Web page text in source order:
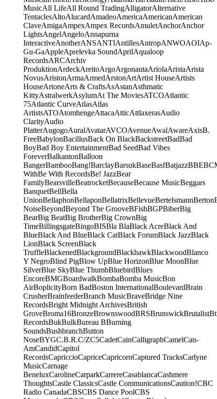
MusicAll LifeAll Round TradingAlligatorAlternative
TentaclesAltoAlucardAmadeoAmericaAmericanAmerican
ClaveAmigaAmpexAmpex RecordsAmuletAnchorAnchor
LightsAngelAngeloAnnapurna
InteractiveAnotherANSANTIAntillesAntropANWOAOIAp-
Gu-GaAppleAprelevka SoundAprilAqualoop
RecordsARCArchiv
ProduktionArdeckAreitoArgoArgonautaAriolaAristaArista
NovusAristonArmaArmedArstonArtArtist HouseArtists
HouseArtoneArts & CraftsAsAstanAsthmatic
KittyAstralwerkAsylumAt The MoviesATCOAtlantic
75Atlantic CurveAtlasAtlas
ArtistsATOAtomhengeAttacaAtticAttlaxerasAudio
ClarityAudio
PlatterAugogoAuralAvatarAVCOAvenueAwalAwareAxisB.
FreeBabylonBacillusBack On BlackBackstreetBadBad
BoyBad Boy EntertainmentBad SeedBad Vibes
ForeverBalkantonBalloon
BangerBambooBang!BarclayBarsukBaseBasfBatjazzBBE
WithBe With RecordsBe! JazzBear
FamilyBearsvilleBeatrocketBecauseBecause MusicBeggars
BanquetBellBella
UnionBellaphonBellaponBellatrixBellevueBertelsmannBerton
NoiseBeyondBeyond The GrooveBFishBGPBiberBig
BearBig BeatBig BrotherBig CrownBig
TimeBillingsgateBingoBISBla BlaBlack AcreBlack And
BlueBlack And BlueBlack CatBlack ForumBlack JazzBlack
LionBlack ScreenBlack
TruffleBlackenedBlackgroundBlackhawkBlackwoodBlanco
Y NegroBlind PigBlow UpBlue HorizonBlue MoonBlue
SilverBlue SkyBlue ThumbBluebirdBlues
EncoreBMGBoardwalkBombaBomba MusicBon
AirBoplicityBorn BadBoston InternationalBoulevardBrain
CrusherBrainfeederBranch MusicBraveBridge Nine
RecordsBright Midnight ArchivesBritish
GroveBroma16BronzeBrownswoodBRSBrunswickBrutalist
RecordsBukBulkBureau BBurning
SoundsBushbranchButton
NoseBYGC.B.R.C/ZC5CadetCainCalligraphCamelCan-
AmCandidCapitol
RecordsCapriccioCapriceCapricornCaptured TracksCarlyne
MusicCarnage
BeneluxCarolineCarparkCarrereCasablancaCashmere
ThoughtsCastle ClassicsCastle CommunicationsCaution!CBC
Radio CanadaCBSCBS Dance PoolCBS